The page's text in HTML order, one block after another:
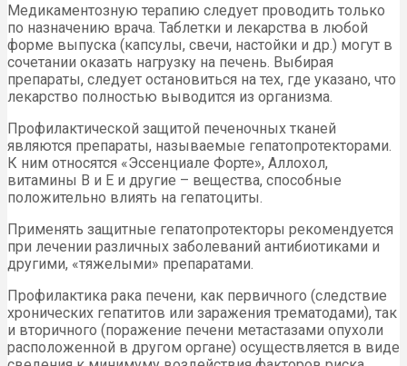
Медикаментозную терапию следует проводить только
по назначению врача. Таблетки и лекарства в любой
форме выпуска (капсулы, свечи, настойки и др.) могут в
сочетании оказать нагрузку на печень. Выбирая
препараты, следует остановиться на тех, где указано, что
лекарство полностью выводится из организма.
Профилактической защитой печеночных тканей
являются препараты, называемые гепатопротекторами.
К ним относятся «Эссенциале Форте», Аллохол,
витамины В и Е и другие – вещества, способные
положительно влиять на гепатоциты.
Применять защитные гепатопротекторы рекомендуется
при лечении различных заболеваний антибиотиками и
другими, «тяжелыми» препаратами.
Профилактика рака печени, как первичного (следствие
хронических гепатитов или заражения трематодами), так
и вторичного (поражение печени метастазами опухоли
расположенной в другом органе) осуществляется в виде